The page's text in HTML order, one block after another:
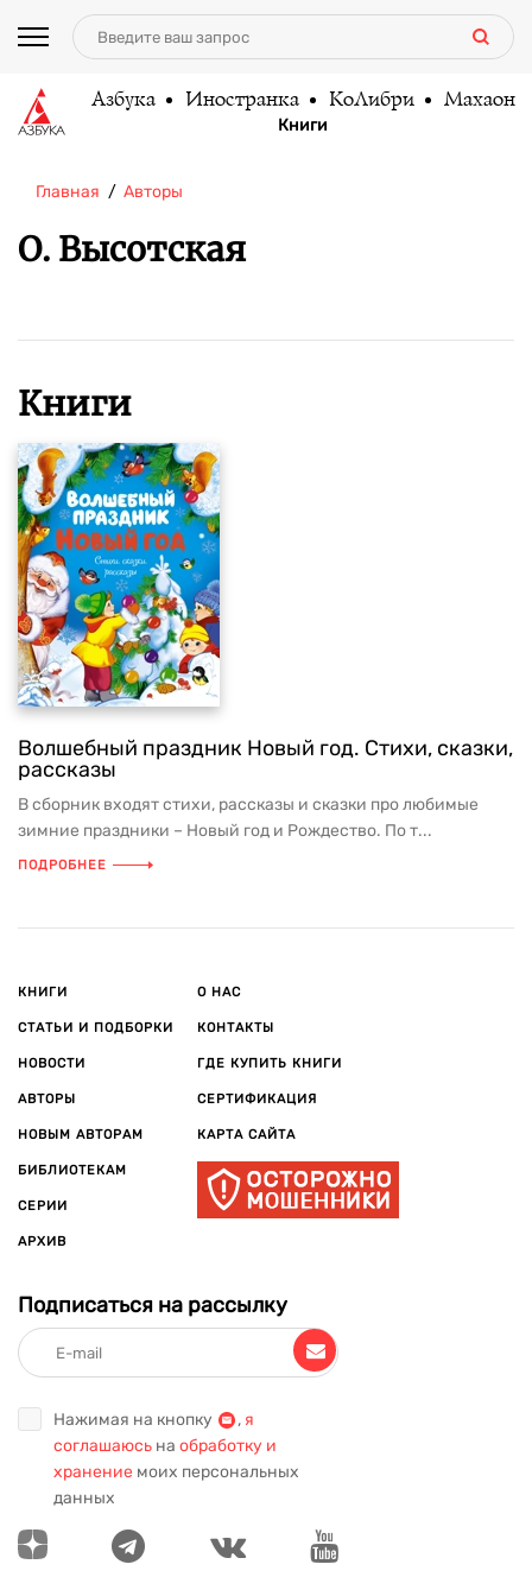
Азбука Иностранка КоЛибри Махаон
Книги
Главная Авторы
О. Высотская
Книги
Волшебный праздник Новый год. Стихи, сказки,
рассказы
В сборник входят стихи, рассказы и сказки про любимые
зимние праздники – Новый год и Рождество. По т...
ПОДРОБНЕЕ
КНИГИ
СТАТЬИ И ПОДБОРКИ
НОВОСТИ
АВТОРЫ
НОВЫМ АВТОРАМ
БИБЛИОТЕКАМ
СЕРИИ
АРХИВ
О НАС
КОНТАКТЫ
ГДЕ КУПИТЬ КНИГИ
СЕРТИФИКАЦИЯ
КАРТА САЙТА
Подписаться на рассылку
Нажимая на кнопку , я
соглашаюсь на обработку и
хранение моих персональных
данных